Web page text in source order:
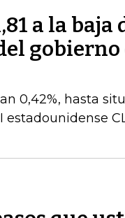
a la baja
gobierno
0,42%, hasta